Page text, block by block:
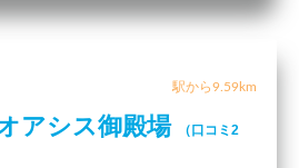
駅から9.59km
アシス御殿場
（口コミ2